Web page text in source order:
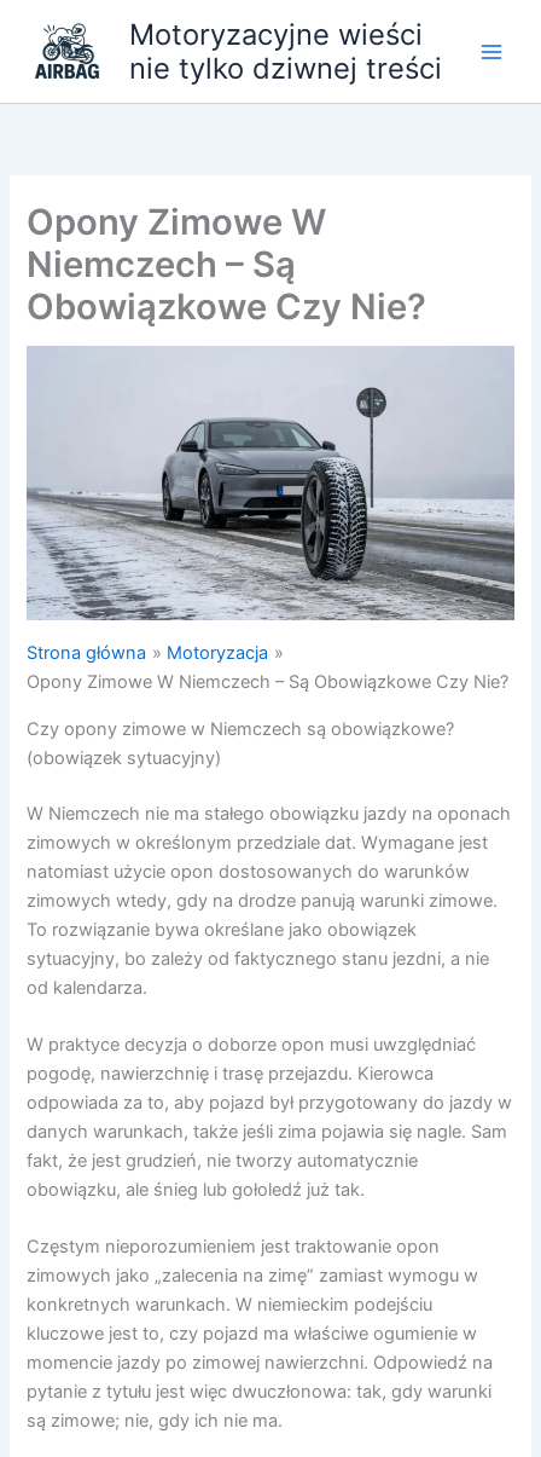
treści
Motoryzacyjne wieści
nie tylko dziwnej treści
Opony Zimowe W
Niemczech – Są
Obowiązkowe Czy Nie?
Strona główna
Motoryzacja
Opony Zimowe W Niemczech – Są Obowiązkowe Czy Nie?
Czy opony zimowe w Niemczech są obowiązkowe?
(obowiązek sytuacyjny)
W Niemczech nie ma stałego obowiązku jazdy na oponach
zimowych w określonym przedziale dat. Wymagane jest
natomiast użycie opon dostosowanych do warunków
zimowych wtedy, gdy na drodze panują warunki zimowe.
To rozwiązanie bywa określane jako obowiązek
sytuacyjny, bo zależy od faktycznego stanu jezdni, a nie
od kalendarza.
W praktyce decyzja o doborze opon musi uwzględniać
pogodę, nawierzchnię i trasę przejazdu. Kierowca
odpowiada za to, aby pojazd był przygotowany do jazdy w
danych warunkach, także jeśli zima pojawia się nagle. Sam
fakt, że jest grudzień, nie tworzy automatycznie
obowiązku, ale śnieg lub gołoledź już tak.
Częstym nieporozumieniem jest traktowanie opon
zimowych jako „zalecenia na zimę” zamiast wymogu w
konkretnych warunkach. W niemieckim podejściu
kluczowe jest to, czy pojazd ma właściwe ogumienie w
momencie jazdy po zimowej nawierzchni. Odpowiedź na
pytanie z tytułu jest więc dwuczłonowa: tak, gdy warunki
są zimowe; nie, gdy ich nie ma.